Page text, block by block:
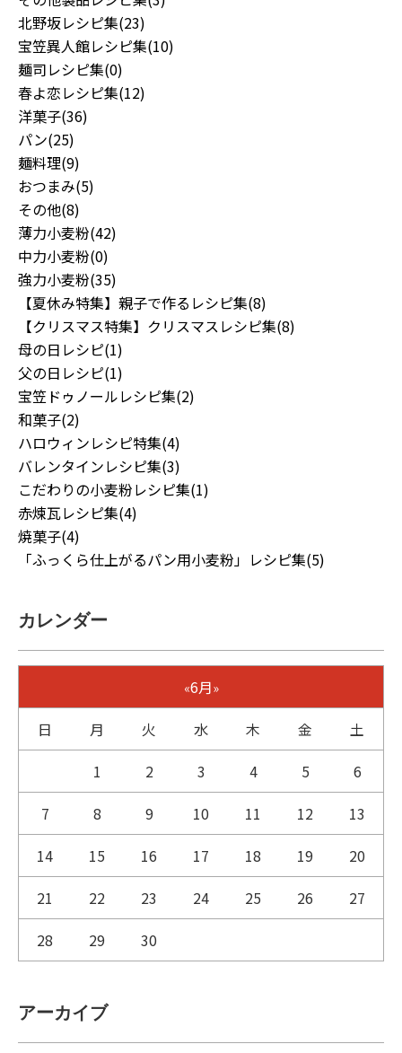
北野坂レシピ集(23)
宝笠異人館レシピ集(10)
麺司レシピ集(0)
春よ恋レシピ集(12)
洋菓子(36)
パン(25)
麺料理(9)
おつまみ(5)
その他(8)
薄力小麦粉(42)
中力小麦粉(0)
強力小麦粉(35)
【夏休み特集】親子で作るレシピ集(8)
【クリスマス特集】クリスマスレシピ集(8)
母の日レシピ(1)
父の日レシピ(1)
宝笠ドゥノールレシピ集(2)
和菓子(2)
ハロウィンレシピ特集(4)
バレンタインレシピ集(3)
こだわりの小麦粉レシピ集(1)
赤煉瓦レシピ集(4)
焼菓子(4)
「ふっくら仕上がるパン用小麦粉」レシピ集(5)
カレンダー
«6月»
日 月 火 水 木 金
土
1
2 3 4 5
6
7
8 9 10 11 12
13
14
15 16 17 18 19
20
21
22 23 24 25 26
27
28
29 30
アーカイブ